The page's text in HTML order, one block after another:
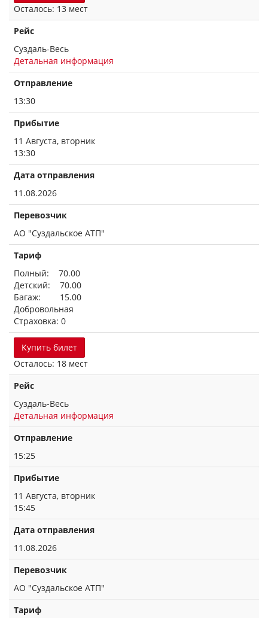
Осталось: 13 мест
Рейс
Суздаль-Весь
Детальная информация
Отправление
13:30
Прибытие
11 Августа, вторник
13:30
Дата отправления
11.08.2026
Перевозчик
АО "Суздальское АТП"
Тариф
Полный: 70.00
Детский: 70.00
Багаж: 15.00
Добровольная
Страховка: 0
Купить билет
Осталось: 18 мест
Рейс
Суздаль-Весь
Детальная информация
Отправление
15:25
Прибытие
11 Августа, вторник
15:45
Дата отправления
11.08.2026
Перевозчик
АО "Суздальское АТП"
Тариф